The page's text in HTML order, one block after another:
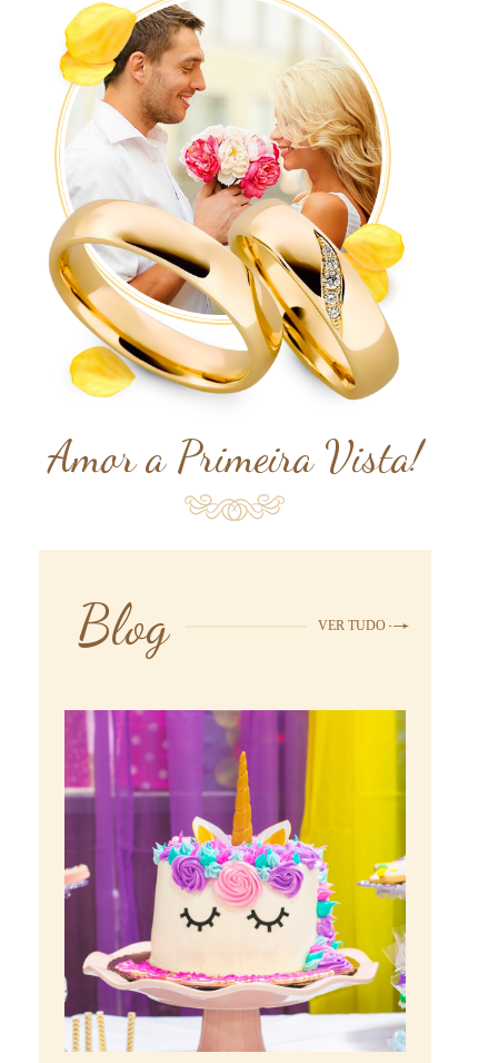
Amor a Primeira Vista!
Blog VER TUDO